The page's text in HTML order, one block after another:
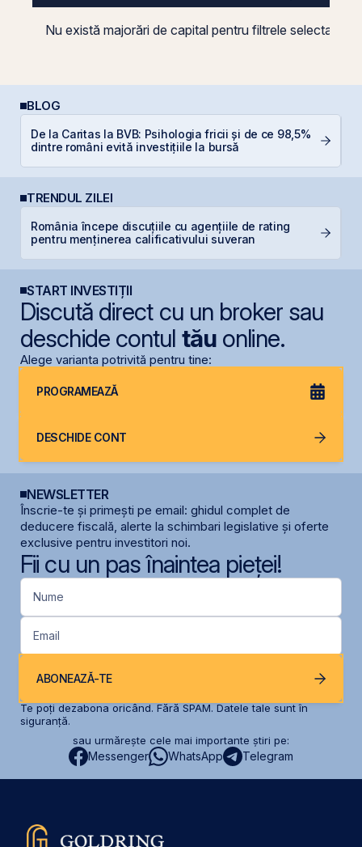
Nu există majorări de capital pentru filtrele selectate.
BLOG
De la Caritas la BVB: Psihologia fricii și de ce 98,5%
dintre români evită investițiile la bursă
TRENDUL ZILEI
România începe discuțiile cu agențiile de rating
pentru menținerea calificativului suveran
START INVESTIȚII
Discută direct cu un broker sau
deschide contul tăuonline.
Alege varianta potrivită pentru tine:
PROGRAMEAZĂ
DESCHIDE CONT
NEWSLETTER
Înscrie-te și primești pe email: ghidul complet de
deducere fiscală, alerte la schimbari legislative și oferte
exclusive pentru investitori noi.
Fii cu un pas înaintea pieței!
Nume
Email
ABONEAZĂ-TE
Te poți dezabona oricând. Fără SPAM. Datele tale sunt în
siguranță.
sau urmărește cele mai importante știri pe:
Messenger WhatsApp Telegram